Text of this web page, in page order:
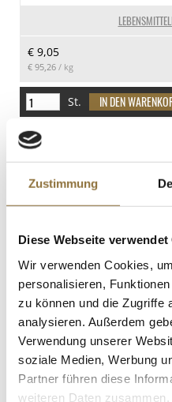
Zustimmung
Diese Webseite verwendet
Wir verwenden Cookies,
personalisieren,
zu können und die Zugriffe
analysieren. Außerdem
Verwendung unserer
soziale Medien, Werbung
Partner führen diese
weiteren Daten
€ 9,05
€ 95,26 / kg
St.
Sempio
€ 17,14/ kg
St.
Granoro
Rigate,